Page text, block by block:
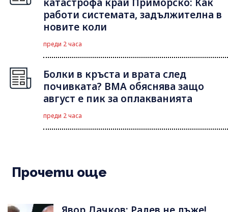
работи системата, задължителна в
новите коли
преди 2 часа
Болки в кръста и врата след
почивката? ВМА обяснява защо
август е пик за оплакванията
преди 2 часа
Прочети още